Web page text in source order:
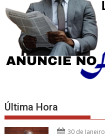
Última Hora
30 de Janeiro